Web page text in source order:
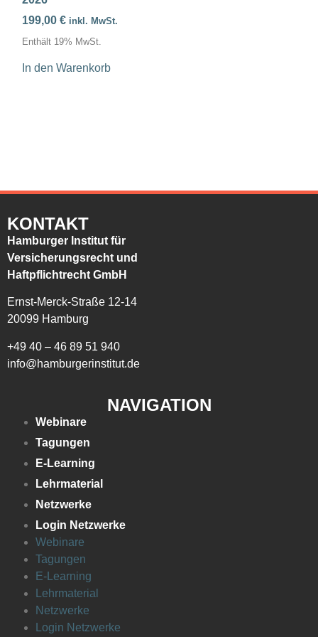
199,00€ inkl. MwSt.
Enthält 19% MwSt.
In den Warenkorb
KONTAKT
Hamburger Institut für
Versicherungsrecht und
Haftpflichtrecht GmbH
Ernst-Merck-Straße 12-14
20099 Hamburg
+49 40 – 46 89 51 940
info@hamburgerinstitut.de
NAVIGATION
Webinare
Tagungen
E-Learning
Lehrmaterial
Netzwerke
Login Netzwerke
Webinare
Tagungen
E-Learning
Lehrmaterial
Netzwerke
Login Netzwerke